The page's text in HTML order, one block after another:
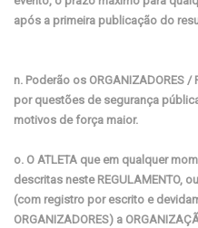
após a primeira publicação do
n. Poderão os ORGANIZADORES /
por questões de segurança
motivos de força maior.
o. O ATLETA que em qualquer
descritas neste REGULAMENTO,
(com registro por escrito e
ORGANIZADORES) a